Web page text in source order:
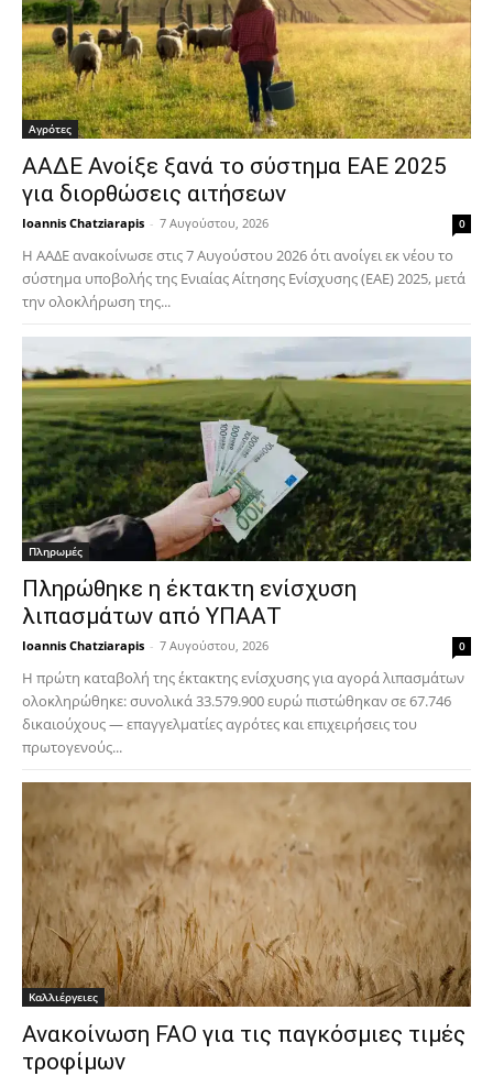
Αγρότες
ΑΑΔΕ Ανοίξε ξανά το σύστημα ΕΑΕ 2025
για διορθώσεις αιτήσεων
Ioannis Chatziarapis - 7 Αυγούστου, 2026 0
Η ΑΑΔΕ ανακοίνωσε στις 7 Αυγούστου 2026 ότι ανοίγει εκ νέου το
σύστημα υποβολής της Ενιαίας Αίτησης Ενίσχυσης (ΕΑΕ) 2025, μετά
την ολοκλήρωση της...
Πληρωμές
Πληρώθηκε η έκτακτη ενίσχυση
λιπασμάτων από ΥΠΑΑΤ
Ioannis Chatziarapis - 7 Αυγούστου, 2026 0
Η πρώτη καταβολή της έκτακτης ενίσχυσης για αγορά λιπασμάτων
ολοκληρώθηκε: συνολικά 33.579.900 ευρώ πιστώθηκαν σε 67.746
δικαιούχους — επαγγελματίες αγρότες και επιχειρήσεις του
πρωτογενούς...
Καλλιέργειες
Ανακοίνωση FAO για τις παγκόσμιες τιμές
τροφίμων